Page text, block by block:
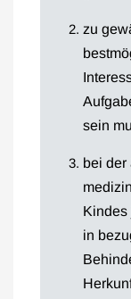
zu
sein
bei der
Kindes
in